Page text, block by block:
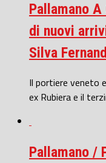
Pallamano
di nuovi
Silva
Il portiere veneto
ex Rubiera e il
Pallamano /